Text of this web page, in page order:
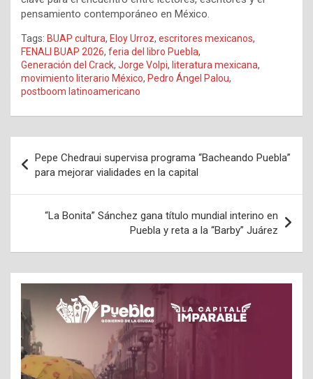
pensamiento contemporáneo en México.
Tags: BUAP cultura, Eloy Urroz, escritores mexicanos,
FENALI BUAP 2026, feria del libro Puebla,
Generación del Crack, Jorge Volpi, literatura mexicana,
movimiento literario México, Pedro Ángel Palou,
postboom latinoamericano
de
entradas
Pepe Chedraui supervisa programa “Bacheando Puebla”
para mejorar vialidades en la capital
“La Bonita” Sánchez gana título mundial interino en
Puebla y reta a la “Barby” Juárez